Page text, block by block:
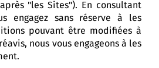
"les Sites"). En consultant
engagez sans réserve à les
pouvant être modifiées à
nous vous engageons à les